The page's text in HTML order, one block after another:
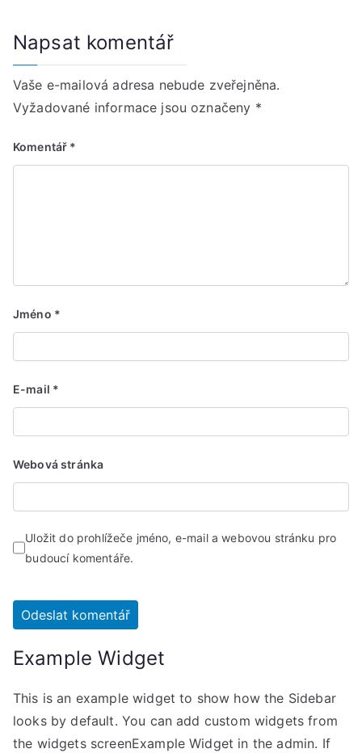
Napsat komentář
Vaše e-mailová adresa nebude zveřejněna.
Vyžadované informace jsou označeny *
Komentář *
Jméno *
E-mail *
Webová stránka
Uložit do prohlížeče jméno, e-mail a webovou stránku pro
budoucí komentáře.
Example Widget
This is an example widget to show how the Sidebar
looks by default. You can add custom widgets from
the widgets screenExample Widget in the admin. If